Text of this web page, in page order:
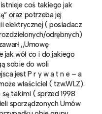
coś takiego jak
oraz potrzeba jej
elektrycznej ( posiadacz
odrębnych)
,,Umowę
jak wół co i do jakiego
sobie do woli
jest P r y w a t n e – a
właściciel ( tzw.WLZ).
takimi ( sprzed 1998
sporządzonych Umów